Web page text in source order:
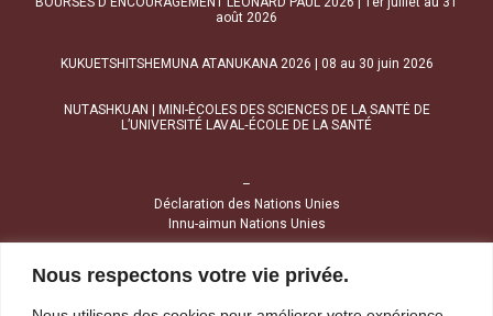
Nous respectons votre vie privée.
août 2026
KUKUETSHITSHEMUNA ATANUKANA 2026 | 08 au 30 juin 2026
NUTASHKUAN | MINI-ÉCOLES DES SCIENCES DE LA SANTÉ DE
L’UNIVERSITÉ LAVAL‑ÉCOLE DE LA SANTÉ
–
Déclaration des Nations Unies
Innu-aimun Nations Unies
NOUS JOINDRE